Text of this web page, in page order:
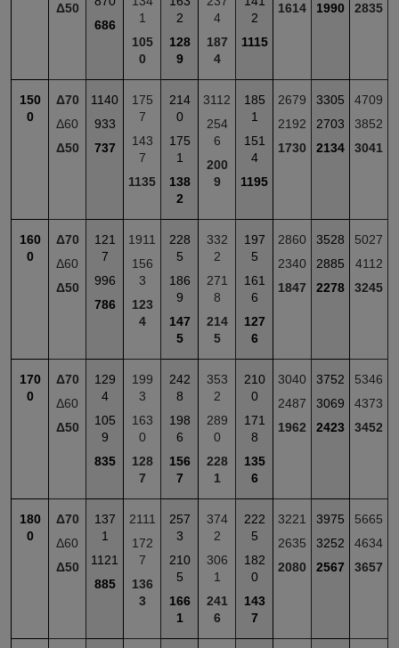
Δ50
686
1
105
0
2
128
9
4
187
4
2
1115
1614
1990
2835
150
0
Δ70
Δ60
Δ50
1140
933
737
175
7
143
7
1135
214
0
175
1
138
2
3112
254
6
200
9
185
1
151
4
1195
2679
2192
1730
3305
2703
2134
4709
3852
3041
160
0
Δ70
Δ60
Δ50
121
7
996
786
1911
156
3
123
4
228
5
186
9
147
5
332
2
271
8
214
5
197
5
161
6
127
6
2860
2340
1847
3528
2885
2278
5027
4112
3245
170
0
Δ70
Δ60
Δ50
129
4
105
9
835
199
3
163
0
128
7
242
8
198
6
156
7
353
2
289
0
228
1
210
0
171
8
135
6
3040
2487
1962
3752
3069
2423
5346
4373
3452
180
0
Δ70
Δ60
Δ50
137
1
1121
885
2111
172
7
136
3
257
3
210
5
166
1
374
2
306
1
241
6
222
5
182
0
143
7
3221
2635
2080
3975
3252
2567
5665
4634
3657